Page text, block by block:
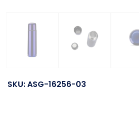
SKU:ASG-16256-03